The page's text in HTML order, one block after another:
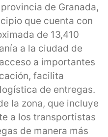
de Granada,
que cuenta con
de 13,410
a la ciudad de
a importantes
facilita
de entregas.
la zona, que incluye
a los transportistas
de manera más